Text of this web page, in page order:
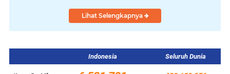
Lihat Selengkapnya